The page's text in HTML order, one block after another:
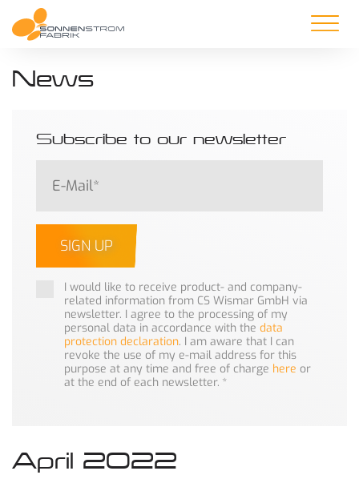
News
Subscribe to our newsletter
SIGN UP
I would like to receive product- and company-
related information from CS Wismar GmbH via
newsletter. I agree to the processing of my
personal data in accordance with the data
protection declaration. I am aware that I can
revoke the use of my e-mail address for this
purpose at any time and free of charge here or
at the end of each newsletter. *
April 2022